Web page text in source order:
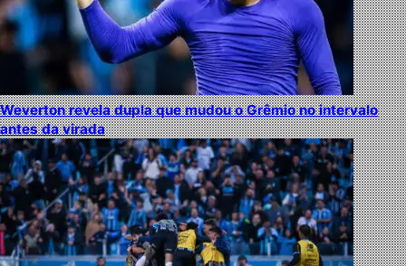
Weverton revela dupla que mudou o Grêmio no intervalo
antes da virada